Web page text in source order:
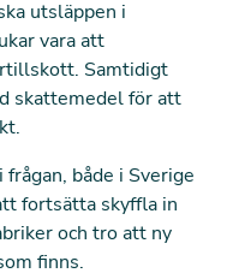
utsläppen i
vara att
Samtidigt
skattemedel för att
både i Sverige
fortsätta skyffla in
och tro att ny
finns.